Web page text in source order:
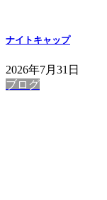
ナイトキャップ
2026年7月31日
ブログ